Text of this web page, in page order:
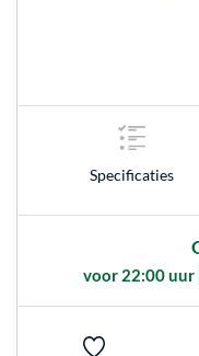
Specificaties
voor 22:00 uur